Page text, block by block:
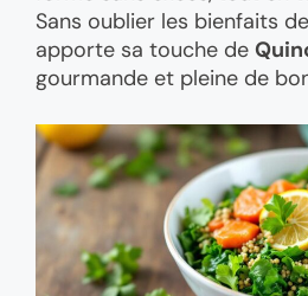
Sans oublier les bienfaits
apporte sa touche de
gourmande et pleine de